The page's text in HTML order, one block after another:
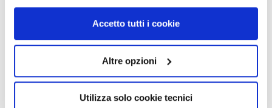
disponibiliqui. Le ricordiamo che, qualora clicchi su
“Utilizza solo i cookie necessari”, non sarà installato
quelli tecnici. Cliccando su “Accetto tutti i cookie”,
presterà il consenso all’installazione di tutti i cookie
utilizzati dal sito. Cliccando su “Altre opzioni”, potrà
scegliere, in modo più granulare, quali cookie
Accetto tutti i cookie
Altre opzioni
Utilizza solo cookie tecnici
M
s
a
About Us
Accessibility Statement
Account Information
Address Book
My Orders
My Returns
NUMBER 1